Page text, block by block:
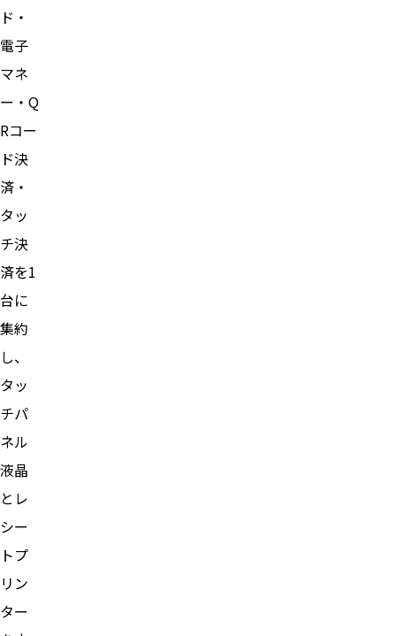
ド・
電子
マネ
ー・Q
Rコー
ド決
済・
タッ
チ決
済を1
台に
集約
し、
タッ
チパ
ネル
液晶
とレ
シー
トプ
リン
ター